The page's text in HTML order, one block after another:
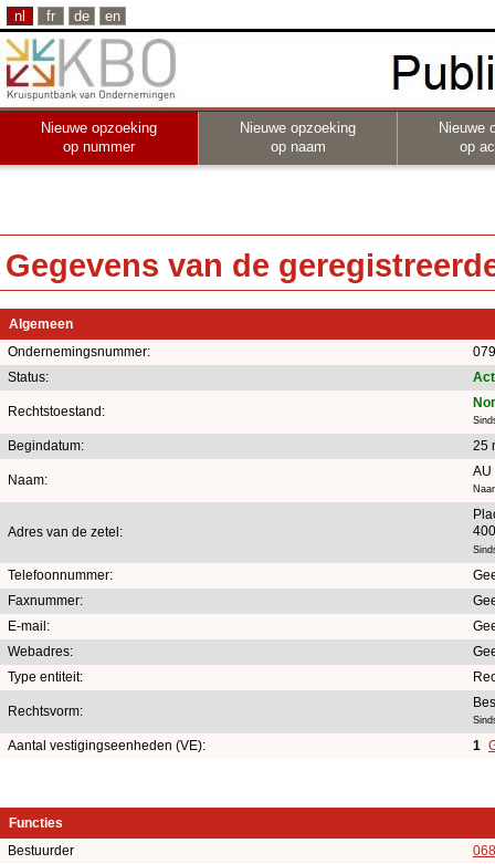
nl fr de en
Nieuwe opzoeking
op nummer
Nieuwe opzoeking
op naam
Nieuwe
op
Gegevens van de
Algemeen
Ondernemingsnummer:
Status:
Rechtstoestand:
Begindatum: 25
Naam:
AU
Adres van de zetel:
Telefoonnummer:
Faxnummer:
E-mail:
Webadres:
Type entiteit:
Rechtsvorm:
Aantal vestigingseenheden (VE): 1
Functies
Bestuurder